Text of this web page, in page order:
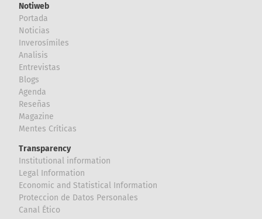
Notiweb
Portada
Noticias
Inverosímiles
Analisis
Entrevistas
Blogs
Agenda
Reseñas
Magazine
Mentes Críticas
Transparency
Institutional information
Legal Information
Economic and Statistical Information
Proteccion de Datos Personales
Canal Ético